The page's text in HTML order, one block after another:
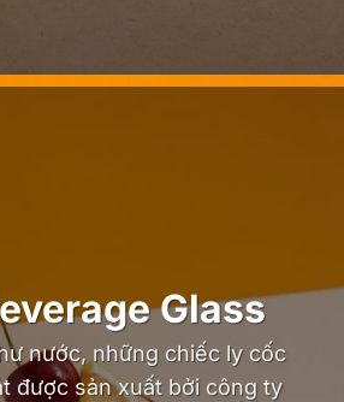
Glass
nước, những chiếc ly cốc
được sản xuất bởi công ty